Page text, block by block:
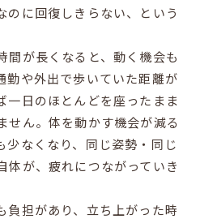
のに回復しきらない、という
間が長くなると、動く機会も
勤や外出で歩いていた距離が
一日のほとんどを座ったまま
せん。体を動かす機会が減る
少なくなり、同じ姿勢・同じ
体が、疲れにつながっていき
負担があり、立ち上がった時